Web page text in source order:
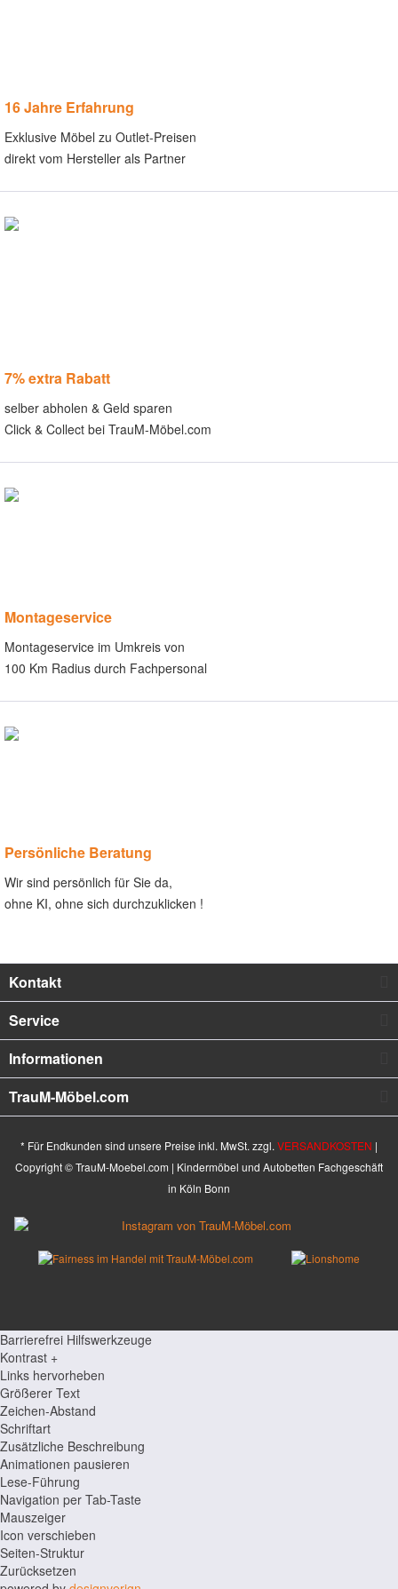
16 Jahre Erfahrung
Exklusive Möbel zu Outlet-Preisen
direkt vom Hersteller als Partner
7% extra Rabatt
selber abholen & Geld sparen
Click & Collect bei TrauM-Möbel.com
Montageservice
Montageservice im Umkreis von
100 Km Radius durch Fachpersonal
Persönliche Beratung
Wir sind persönlich für Sie da,
ohne KI, ohne sich durchzuklicken !
Kontakt
Service
Informationen
TrauM-Möbel.com
* Für Endkunden sind unsere Preise inkl. MwSt. zzgl.VERSANDKOSTEN |
Copyright © TrauM-Moebel.com | Kindermöbel und Autobetten Fachgeschäft
in Köln Bonn
Barrierefrei Hilfswerkzeuge
Kontrast +
Links hervorheben
Größerer Text
Zeichen-Abstand
Schriftart
Zusätzliche Beschreibung
Animationen pausieren
Lese-Führung
Navigation per Tab-Taste
Mauszeiger
Icon verschieben
Seiten-Struktur
Zurücksetzen